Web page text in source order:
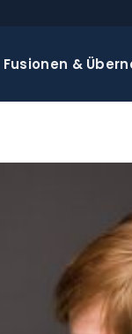
Fusionen &